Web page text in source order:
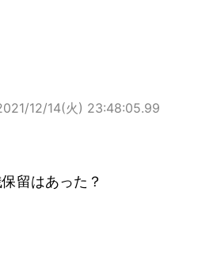
12/14(火) 23:48:05.99
留はあった？